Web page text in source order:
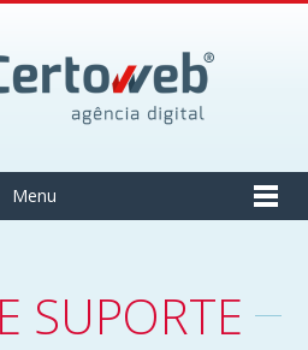
Menu
SUPORTE